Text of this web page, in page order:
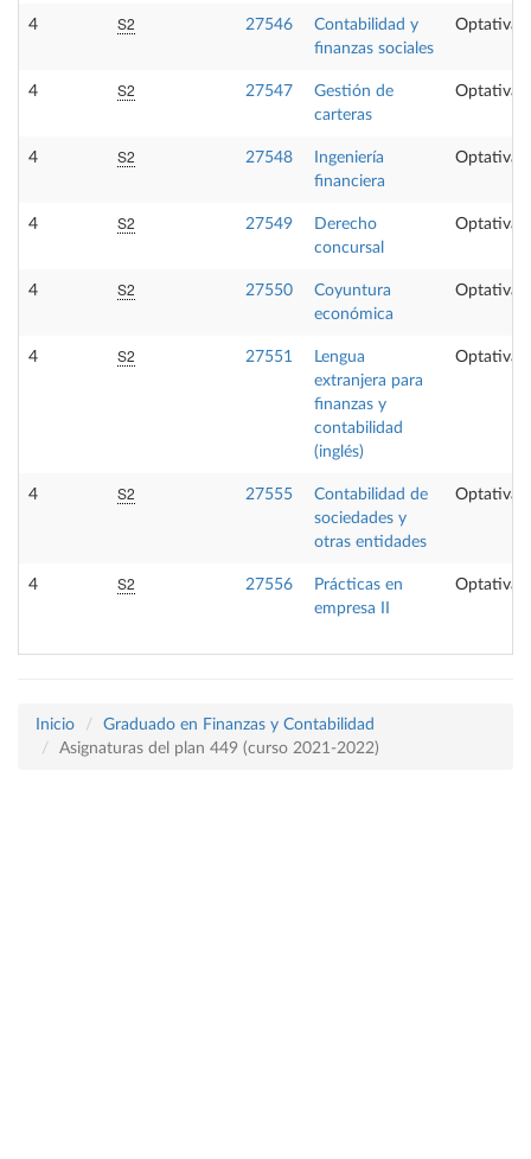
4 S2 27546
Contabilidad y
finanzas sociales
Optativa
4 S2 27547
Gestión de
carteras
Optativa
4 S2 27548
Ingeniería
financiera
Optativa
4 S2 27549
Derecho
concursal
Optativa
4 S2 27550
Coyuntura
económica
Optativa
4 S2 27551
Lengua
extranjera para
finanzas y
contabilidad
(inglés)
Optativa
4 S2 27555
Contabilidad de
sociedades y
otras entidades
Optativa
4 S2 27556
Prácticas en
empresa II
Optativa
Inicio
Graduado en Finanzas y Contabilidad
Asignaturas del plan 449 (curso 2021-2022)